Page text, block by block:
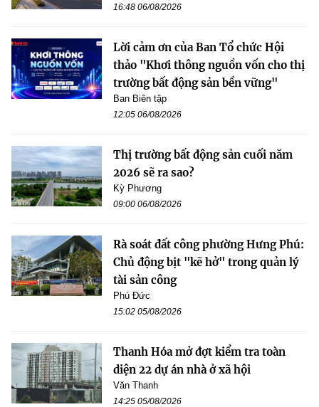
16:48 06/08/2026
Lời cảm ơn của Ban Tổ chức Hội
thảo "Khơi thông nguồn vốn cho thị
trường bất động sản bền vững"
Ban Biên tập
12:05 06/08/2026
Thị trường bất động sản cuối năm
2026 sẽ ra sao?
Kỳ Phương
09:00 06/08/2026
Rà soát đất công phường Hưng Phú:
Chủ động bịt "kẽ hở" trong quản lý
tài sản công
Phú Đức
15:02 05/08/2026
Thanh Hóa mở đợt kiểm tra toàn
diện 22 dự án nhà ở xã hội
Văn Thanh
14:25 05/08/2026